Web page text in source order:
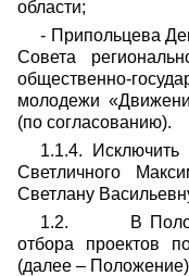
области;
- Припольцева
Совета
общественно-
молодежи
(по согласованию).
1.1.4. Исключить
Светличного
Светлану
1.2. В
отбора проектов
(далее –